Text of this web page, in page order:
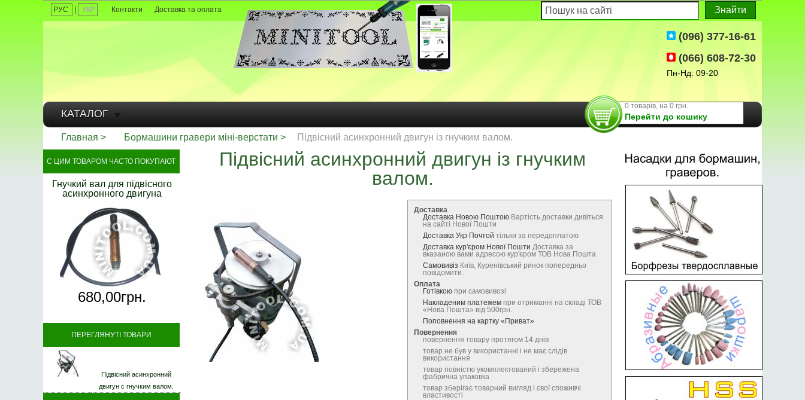
РУС УКР Контакти Доставка та оплата
(096) 377-16-61
(066) 608-72-30
Пн-Нд: 09-20
0 товарів, на 0 грн.
Перейти до кошику
КАТАЛОГ
Главная Бормашини гравери міні-верстати Підвісний асинхронний двигун із гнучким валом.
Підвісний асинхронний двигун із гнучким
валом.
Доставка
Доставка Новою Поштою Вартість доставки дивіться
на сайті Нової Пошти
Доставка Укр Почтой тільки за передоплатою
Доставка кур'єром Нової Пошти Доставка за
вказаною вами адресою кур'єром ТОВ Нова Пошта
Самовивіз Київ, Куренівський ринок попередньо
повідомити.
Оплата
Готівкою при самовивозі
Накладеним платежем при отриманні на складі ТОВ
«Нова Пошта» від 500грн.
Поповнення на картку «Приват»
Повернення
повернення товару протягом 14 днів
товар не був у використанні і не має слідів
використання
товар повністю укомплектований і збережена
фабрична упаковка
товар зберігає товарний вигляд і свої споживчі
властивості
С ЦИМ ТОВАРОМ ЧАСТО ПОКУПАЮТ
Гнучкий вал для підвісного
асинхронного двигуна
680,00грн.
ПЕРЕГЛЯНУТІ ТОВАРИ
Підвісний асинхронний
двигун с гнучким валом.